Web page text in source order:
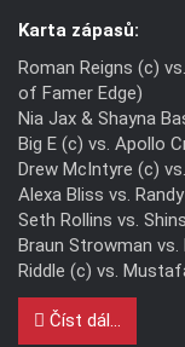
Karta zápasů:
Roman Reigns (c)
of Famer Edge)
Nia Jax & Shayna
Big E (c) vs. Apollo
Drew McIntyre (c)
Alexa Bliss vs.
Seth Rollins vs.
Braun Strowman vs.
Riddle (c) vs.
Číst dál...